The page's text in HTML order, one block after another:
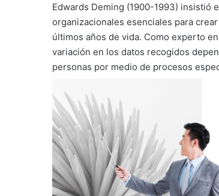
Edwards Deming (1900-1993) insistió
organizacionales esenciales para
últimos años de vida. Como experto
variación en los datos recogidos
personas por medio de procesos